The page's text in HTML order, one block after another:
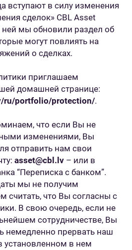
вступают в силу изменения
сделок» CBL Asset
ней мы обновили раздел об
могут повлиять на
о сделках.
приглашаем
домашней странице:
ru/portfolio/protection/.
что если Вы не
изменениями, Вы
отправить нам свои
asset@cbl.lv – или в
“Переписка с банком”.
мы не получим
считать, что Вы согласны с
В свою очередь, если не
сотрудничестве, Вы
немедленно прервать наш
установленном в нем